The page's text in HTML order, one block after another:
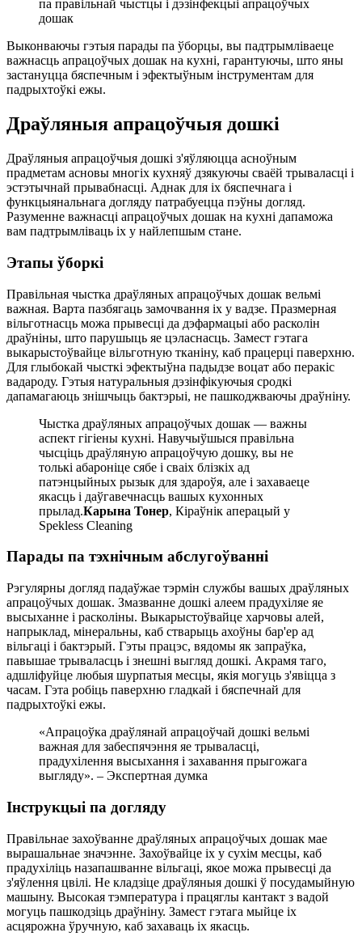
па правільнай чыстцы і дэзінфекцыі апрацоўчых
дошак
Выконваючы гэтыя парады па ўборцы, вы падтрымліваеце
важнасць апрацоўчых дошак на кухні, гарантуючы, што яны
застануцца бяспечным і эфектыўным інструментам для
падрыхтоўкі ежы.
Драўляныя апрацоўчыя дошкі
Драўляныя апрацоўчыя дошкі з'яўляюцца асноўным
прадметам асновы многіх кухняў дзякуючы сваёй трываласці і
эстэтычнай прывабнасці. Аднак для іх бяспечнага і
функцыянальнага догляду патрабуецца пэўны догляд.
Разуменне важнасці апрацоўчых дошак на кухні дапаможа
вам падтрымліваць іх у найлепшым стане.
Этапы ўборкі
Правільная чыстка драўляных апрацоўчых дошак вельмі
важная. Варта пазбягаць замочвання іх у вадзе. Празмерная
вільготнасць можа прывесці да дэфармацыі або расколін
драўніны, што парушыць яе цэласнасць. Замест гэтага
выкарыстоўвайце вільготную тканіну, каб працерці паверхню.
Для глыбокай чысткі эфектыўна падыдзе воцат або перакіс
вадароду. Гэтыя натуральныя дэзінфікуючыя сродкі
дапамагаюць знішчыць бактэрыі, не пашкоджваючы драўніну.
Чыстка драўляных апрацоўчых дошак — важны
аспект гігіены кухні. Навучыўшыся правільна
чысціць драўляную апрацоўчую дошку, вы не
толькі абароніце сябе і сваіх блізкіх ад
патэнцыйных рызык для здароўя, але і захаваеце
якасць і даўгавечнасць вашых кухонных
прылад.Карына Тонер, Кіраўнік аперацый у
Spekless Cleaning
Парады па тэхнічным абслугоўванні
Рэгулярны догляд падаўжае тэрмін службы вашых драўляных
апрацоўчых дошак. Змазванне дошкі алеем прадухіляе яе
высыханне і расколіны. Выкарыстоўвайце харчовы алей,
напрыклад, мінеральны, каб стварыць ахоўны бар'ер ад
вільгаці і бактэрый. Гэты працэс, вядомы як запраўка,
павышае трываласць і знешні выгляд дошкі. Акрамя таго,
адшліфуйце любыя шурпатыя месцы, якія могуць з'явіцца з
часам. Гэта робіць паверхню гладкай і бяспечнай для
падрыхтоўкі ежы.
«Апрацоўка драўлянай апрацоўчай дошкі вельмі
важная для забеспячэння яе трываласці,
прадухілення высыхання і захавання прыгожага
выгляду». – Экспертная думка
Інструкцыі па догляду
Правільнае захоўванне драўляных апрацоўчых дошак мае
вырашальнае значэнне. Захоўвайце іх у сухім месцы, каб
прадухіліць назапашванне вільгаці, якое можа прывесці да
з'яўлення цвілі. Не кладзіце драўляныя дошкі ў посудамыйную
машыну. Высокая тэмпература і працяглы кантакт з вадой
могуць пашкодзіць драўніну. Замест гэтага мыйце іх
асцярожна ўручную, каб захаваць іх якасць.